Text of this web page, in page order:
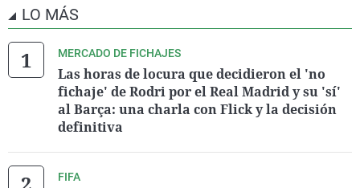
LO MÁS
MERCADO DE FICHAJES
Las horas de locura que decidieron el 'no
fichaje' de Rodri por el Real Madrid y su 'sí'
al Barça: una charla con Flick y la decisión
definitiva
FIFA